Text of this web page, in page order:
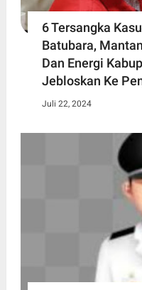
6 Tersangka
Batubara,
Dan Energi
Jebloskan Ke
Juli 22, 2024